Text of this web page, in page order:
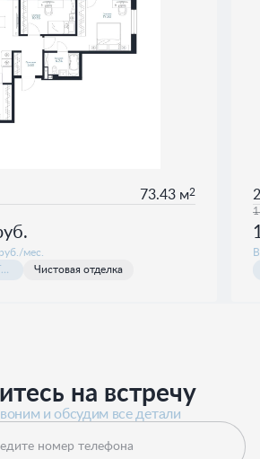
73.43 м2
мес.
Чистовая отделка
на встречу
и обсудим все детали
номер телефона